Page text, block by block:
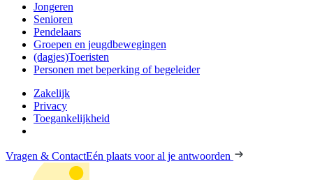
Jongeren
Senioren
Pendelaars
Groepen en jeugdbewegingen
(dagjes)Toeristen
Personen met beperking of begeleider
Zakelijk
Privacy
Toegankelijkheid
Vragen & ContactEén plaats voor al je antwoorden